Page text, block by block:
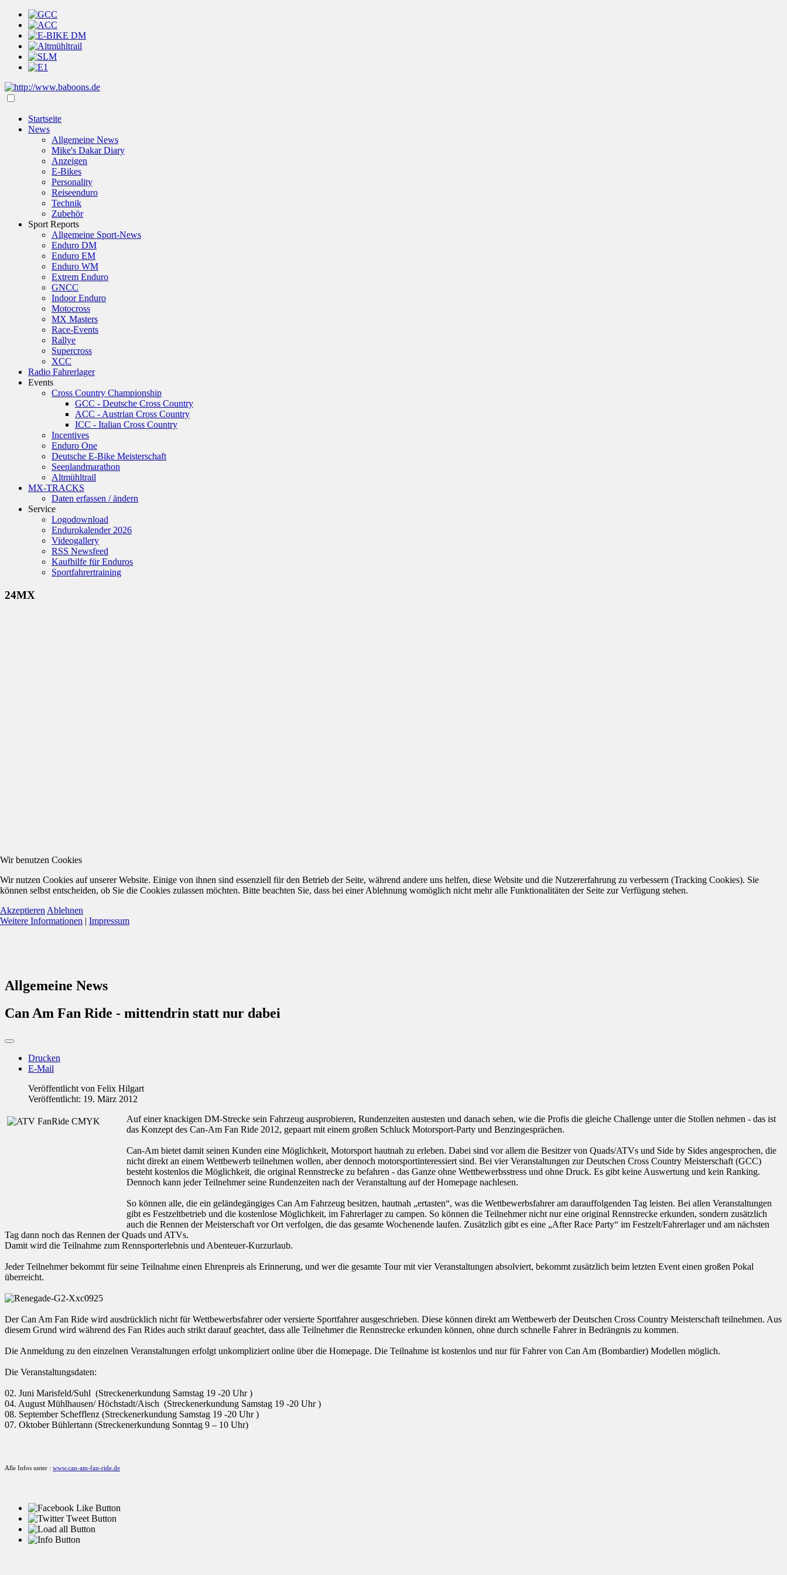
Startseite
News
Allgemeine News
Mike's Dakar Diary
Anzeigen
E-Bikes
Personality
Reiseenduro
Technik
Zubehör
Sport Reports
Allgemeine Sport-News
Enduro DM
Enduro EM
Enduro WM
Extrem Enduro
GNCC
Indoor Enduro
Motocross
MX Masters
Race-Events
Rallye
Supercross
XCC
Radio Fahrerlager
Events
Cross Country Championship
GCC - Deutsche Cross Country
ACC - Austrian Cross Country
ICC - Italian Cross Country
Incentives
Enduro One
Deutsche E-Bike Meisterschaft
Seenlandmarathon
Altmühltrail
MX-TRACKS
Daten erfassen / ändern
Service
Logodownload
Endurokalender 2026
Videogallery
RSS Newsfeed
Kaufhilfe für Enduros
Sportfahrertraining
24MX
Allgemeine News
Can Am Fan Ride - mittendrin statt nur dabei
Drucken
E-Mail
Veröffentlicht von Felix Hilgart
Veröffentlicht: 19. März 2012
Auf einer knackigen DM-Strecke sein Fahrzeug ausprobieren, Rundenzeiten austesten und danach sehen, wie die Profis die gleiche Challenge unter die Stollen nehmen - das ist
das Konzept des Can-Am Fan Ride 2012, gepaart mit einem großen Schluck Motorsport-Party und Benzingesprächen.
Can-Am bietet damit seinen Kunden eine Möglichkeit, Motorsport hautnah zu erleben. Dabei sind vor allem die Besitzer von Quads/ATVs und Side by Sides angesprochen, die
nicht direkt an einem Wettbewerb teilnehmen wollen, aber dennoch motorsportinteressiert sind. Bei vier Veranstaltungen zur Deutschen Cross Country Meisterschaft (GCC)
besteht kostenlos die Möglichkeit, die original Rennstrecke zu befahren - das Ganze ohne Wettbewerbsstress und ohne Druck. Es gibt keine Auswertung und kein Ranking.
Dennoch kann jeder Teilnehmer seine Rundenzeiten nach der Veranstaltung auf der Homepage nachlesen.
So können alle, die ein geländegängiges Can Am Fahrzeug besitzen, hautnah „ertasten“, was die Wettbewerbsfahrer am darauffolgenden Tag leisten. Bei allen Veranstaltungen
gibt es Festzeltbetrieb und die kostenlose Möglichkeit, im Fahrerlager zu campen. So können die Teilnehmer nicht nur eine original Rennstrecke erkunden, sondern zusätzlich
auch die Rennen der Meisterschaft vor Ort verfolgen, die das gesamte Wochenende laufen. Zusätzlich gibt es eine „After Race Party“ im Festzelt/Fahrerlager und am nächsten
Tag dann noch das Rennen der Quads und ATVs.
Damit wird die Teilnahme zum Rennsporterlebnis und Abenteuer-Kurzurlaub.
Jeder Teilnehmer bekommt für seine Teilnahme einen Ehrenpreis als Erinnerung, und wer die gesamte Tour mit vier Veranstaltungen absolviert, bekommt zusätzlich beim letzten Event einen großen Pokal
überreicht.
Der Can Am Fan Ride wird ausdrücklich nicht für Wettbewerbsfahrer oder versierte Sportfahrer ausgeschrieben. Diese können direkt am Wettbewerb der Deutschen Cross Country Meisterschaft teilnehmen. Aus
diesem Grund wird während des Fan Rides auch strikt darauf geachtet, dass alle Teilnehmer die Rennstrecke erkunden können, ohne durch schnelle Fahrer in Bedrängnis zu kommen.
Die Anmeldung zu den einzelnen Veranstaltungen erfolgt unkompliziert online über die Homepage. Die Teilnahme ist kostenlos und nur für Fahrer von Can Am (Bombardier) Modellen möglich.
Die Veranstaltungsdaten:
02. Juni Marisfeld/Suhl (Streckenerkundung Samstag 19 -20 Uhr )
04. August Mühlhausen/ Höchstadt/Aisch (Streckenerkundung Samstag 19 -20 Uhr )
08. September Schefflenz (Streckenerkundung Samstag 19 -20 Uhr )
07. Oktober Bühlertann (Streckenerkundung Sonntag 9 – 10 Uhr)
Alle Infos unter : www.can-am-fan-ride.de
Wir benutzen Cookies
Wir nutzen Cookies auf unserer Website. Einige von ihnen sind essenziell für den Betrieb der Seite, während andere uns helfen, diese Website und die Nutzererfahrung zu verbessern (Tracking Cookies). Sie
können selbst entscheiden, ob Sie die Cookies zulassen möchten. Bitte beachten Sie, dass bei einer Ablehnung womöglich nicht mehr alle Funktionalitäten der Seite zur Verfügung stehen.
Akzeptieren Ablehnen
Weitere Informationen | Impressum